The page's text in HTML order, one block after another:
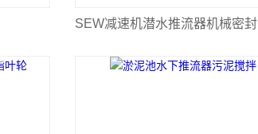
SEW减速机潜水推流器机械密封